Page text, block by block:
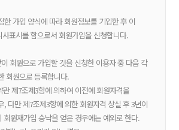
가입 양식에 따라 회원정보를 기입한 후 이
표시를 함으로서 회원가입을 신청합니다.
회원으로 가입할 것을 신청한 이용자 중 다음 각
회원으로 등록합니다.
제7조제3항에 의하여 이전에 회원자격을
, 다만 제7조제3항에 의한 회원자격 상실 후 3년이
원재가입 승낙을 얻은 경우에는 예외로 한다.